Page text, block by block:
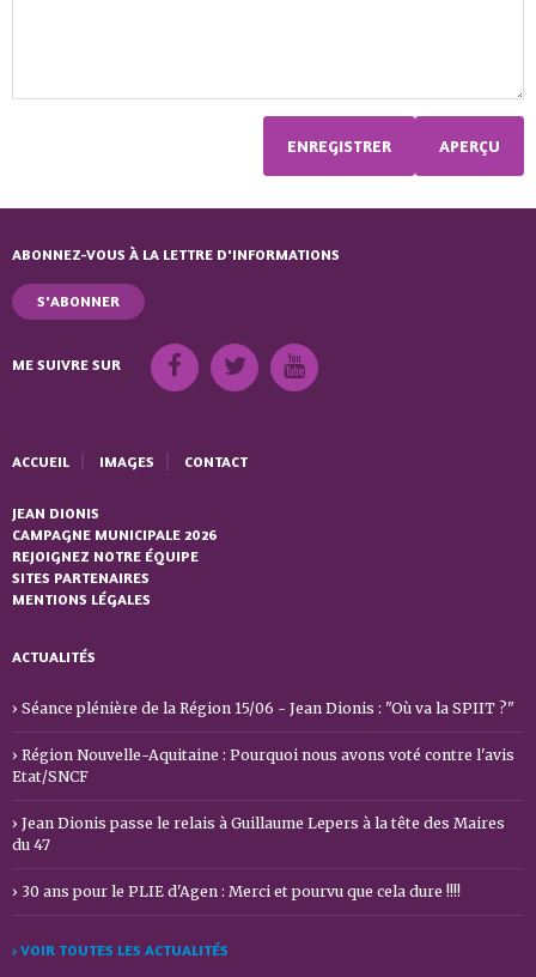
ABONNEZ-VOUS À LA LETTRE D'INFORMATIONS
S'ABONNER
ME SUIVRE SUR
ACCUEIL IMAGES CONTACT
JEAN DIONIS
CAMPAGNE MUNICIPALE 2026
REJOIGNEZ NOTRE ÉQUIPE
SITES PARTENAIRES
MENTIONS LÉGALES
ACTUALITÉS
Séance plénière de la Région 15/06 - Jean Dionis : "Où va la SPIIT ?"
Région Nouvelle-Aquitaine : Pourquoi nous avons voté contre l'avis
Etat/SNCF
Jean Dionis passe le relais à Guillaume Lepers à la tête des Maires
du 47
30 ans pour le PLIE d'Agen : Merci et pourvu que cela dure !!!!
› VOIR TOUTES LES ACTUALITÉS